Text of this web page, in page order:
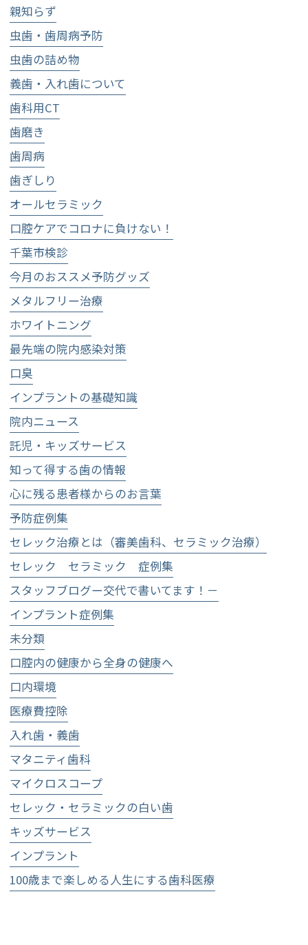
親知らず
虫歯・歯周病予防
虫歯の詰め物
義歯・入れ歯について
歯科用CT
歯磨き
歯周病
歯ぎしり
オールセラミック
口腔ケアでコロナに負けない！
千葉市検診
今月のおススメ予防グッズ
メタルフリー治療
ホワイトニング
最先端の院内感染対策
口臭
インプラントの基礎知識
院内ニュース
託児・キッズサービス
知って得する歯の情報
心に残る患者様からのお言葉
予防症例集
セレック治療とは（審美歯科、セラミック治療）
セレック セラミック 症例集
スタッフブログー交代で書いてます！－
インプラント症例集
未分類
口腔内の健康から全身の健康へ
口内環境
医療費控除
入れ歯・義歯
マタニティ歯科
マイクロスコープ
セレック・セラミックの白い歯
キッズサービス
インプラント
100歳まで楽しめる人生にする歯科医療